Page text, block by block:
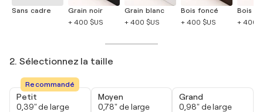
Sans cadre
Grain noir
+ 400 $US
Grain blanc
+ 400 $US
Bois foncé
+ 400 $US
Bois
+ 400
2. Sélectionnez la taille
Recommandé
Petit
0,39" de large
Moyen
0,78" de large
Grand
0,98" de large